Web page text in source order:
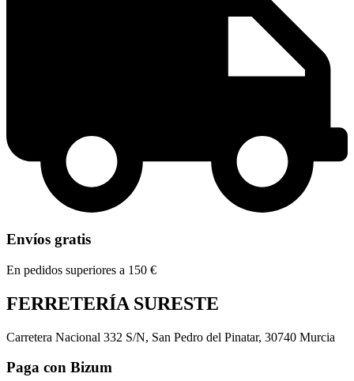
Envíos gratis
En pedidos superiores a 150 €
FERRETERÍA SURESTE
Carretera Nacional 332 S/N, San Pedro del Pinatar, 30740 Murcia
Paga con Bizum